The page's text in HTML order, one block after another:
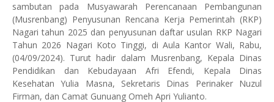
sambutan pada Musyawarah Perencanaan Pembangunan
(Musrenbang) Penyusunan Rencana Kerja Pemerintah (RKP)
Nagari tahun 2025 dan penyusunan daftar usulan RKP Nagari
Tahun 2026 Nagari Koto Tinggi, di Aula Kantor Wali, Rabu,
(04/09/2024). Turut hadir dalam Musrenbang, Kepala Dinas
Pendidikan dan Kebudayaan Afri Efendi, Kepala Dinas
Kesehatan Yulia Masna, Sekretaris Dinas Perinaker Nuzul
Firman, dan Camat Gunuang Omeh Apri Yulianto.